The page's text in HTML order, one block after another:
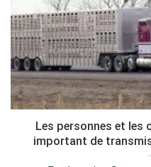
Les personnes et les
important de